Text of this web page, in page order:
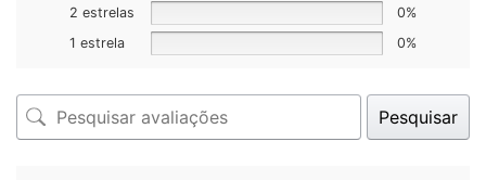
2 estrelas
0%
1 estrela
0%
Pesquisar